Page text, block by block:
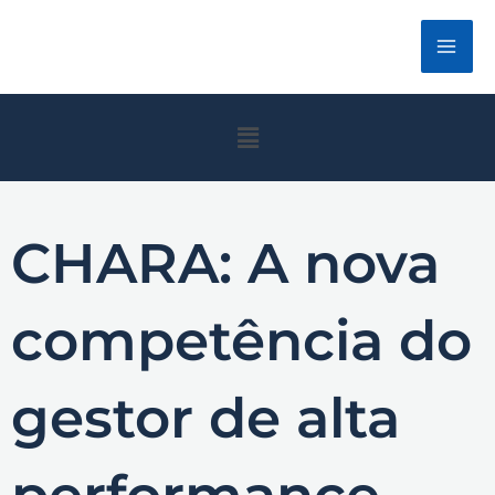
Menu
CHARA: A nova
competência do
gestor de alta